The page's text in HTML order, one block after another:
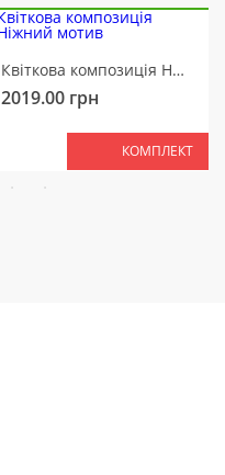
Квіткова композиція Ніжний мотив
2019.00 грн
КОМПЛЕКТ